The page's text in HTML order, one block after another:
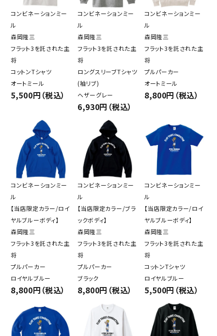
コンビネーションミー
ル
森岡隆三
フラット3を託された主
将
コットンTシャツ
オートミール
5,500円（税込）
コンビネーションミー
ル
森岡隆三
フラット3を託された主
将
ロングスリーブTシャツ
(袖リブ)
ヘザーグレー
6,930円（税込）
コンビネーションミー
ル
森岡隆三
フラット3を託された主
将
プルパーカー
オートミール
8,800円（税込）
コンビネーションミー
ル
【当店限定カラー/ロイ
ヤルブルーボディ】
森岡隆三
フラット3を託された主
将
プルパーカー
ロイヤルブルー
8,800円（税込）
コンビネーションミー
ル
【当店限定カラー/ブラ
ックボディ】
森岡隆三
フラット3を託された主
将
プルパーカー
ブラック
8,800円（税込）
コンビネーションミー
ル
【当店限定カラー/ロイ
ヤルブルーボディ】
森岡隆三
フラット3を託された主
将
コットンTシャツ
ロイヤルブルー
5,500円（税込）